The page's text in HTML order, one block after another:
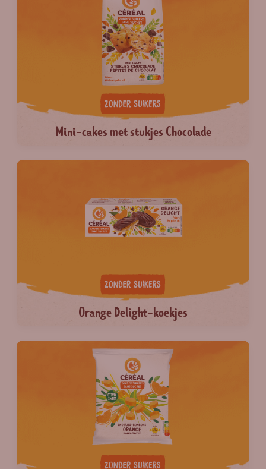
Mini-cakes met stukjes Chocolade
Orange Delight-koekjes